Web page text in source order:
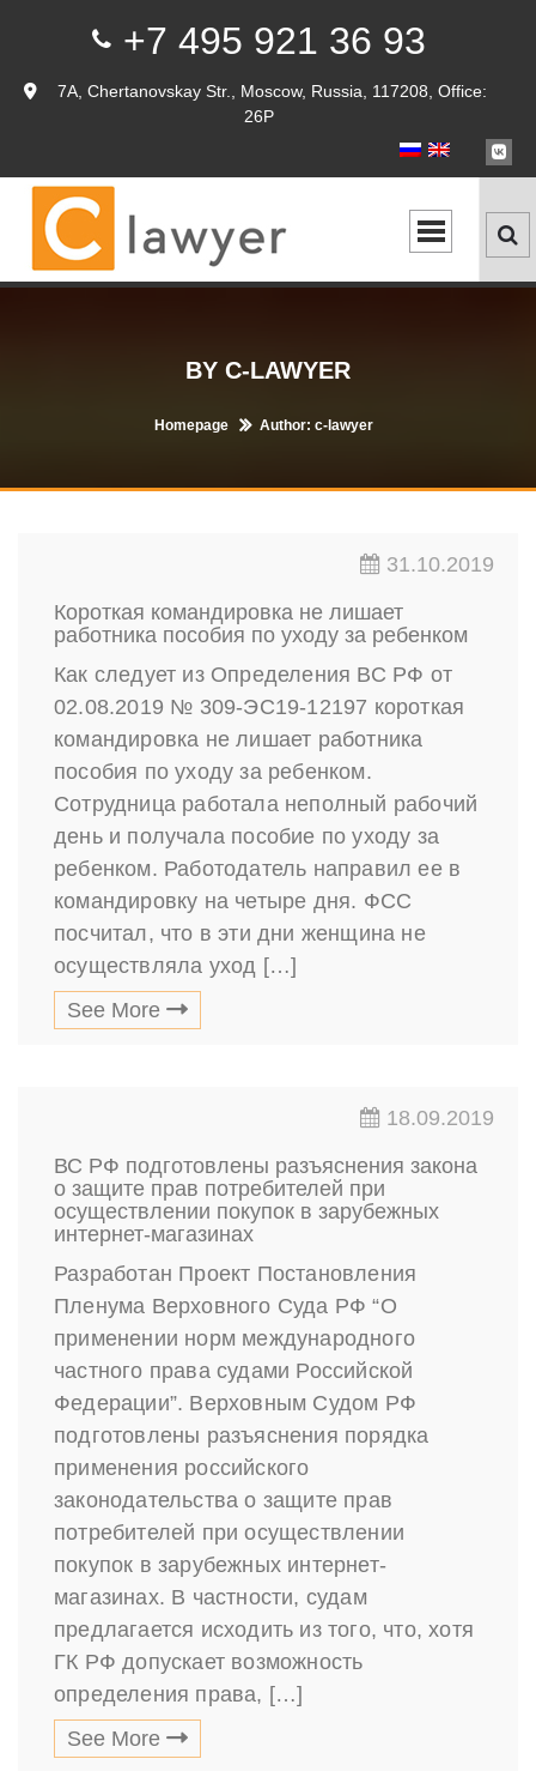
+7 495 921 36 93
7A, Chertanovskay Str., Moscow, Russia, 117208, Office:
26P
BY C-LAWYER
Homepage Author: c-lawyer
31.10.2019
Короткая командировка не лишает
работника пособия по уходу за ребенком
Как следует из Определения ВС РФ от
02.08.2019 № 309-ЭС19-12197 короткая
командировка не лишает работника
пособия по уходу за ребенком.
Сотрудница работала неполный рабочий
день и получала пособие по уходу за
ребенком. Работодатель направил ее в
командировку на четыре дня. ФСС
посчитал, что в эти дни женщина не
осуществляла уход […]
See More
18.09.2019
ВС РФ подготовлены разъяснения закона
о защите прав потребителей при
осуществлении покупок в зарубежных
интернет-магазинах
Разработан Проект Постановления
Пленума Верховного Суда РФ “О
применении норм международного
частного права судами Российской
Федерации”. Верховным Судом РФ
подготовлены разъяснения порядка
применения российского
законодательства о защите прав
потребителей при осуществлении
покупок в зарубежных интернет-
магазинах. В частности, судам
предлагается исходить из того, что, хотя
ГК РФ допускает возможность
определения права, […]
See More